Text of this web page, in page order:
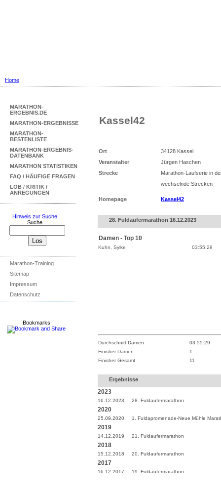
Home
MARATHON-
ERGEBNIS.DE
MARATHON-ERGEBNISSE
MARATHON-
BESTENLISTE
MARATHON-ERGEBNIS-
DATENBANK
MARATHON STATISTIKEN
FAQ / HÄUFIGE FRAGEN
LOB / KRITIK /
ANREGUNGEN
Hinweis zur Suche
Suche
Marathon-Training
Sitemap
Impressum
Datenschutz
Bookmarks
Kassel42
Ort
34128 Kassel
Veranstalter
Jürgen Haschen
Strecke
Marathon-Laufserie in
wechselnde Strecken
Homepage Kassel42
28. Fuldaufermarathon 16.12.2023
Damen - Top 10
Kuhn, Sylke 03:55:29
Durchschnitt Damen
03:55:29
Finisher Damen
1
Finisher Gesamt
11
Ergebnisse
2023
16.12.2023 28. Fuldaufermarathon
2020
25.09.2020 1. Fuldapromenade-Neue Mühle
2019
14.12.2019 21. Fuldaufermarathon
2018
15.12.2018 20. Fuldaufermarathon
2017
16.12.2017 19. Fuldaufermarathon